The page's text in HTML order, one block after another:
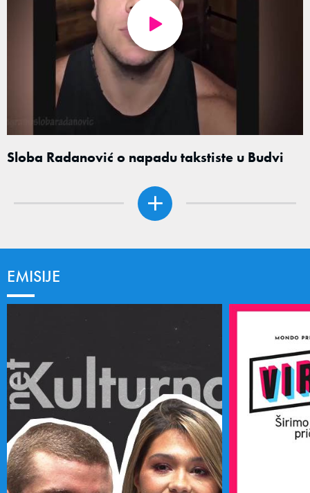
Sloba Radanović o napadu takstiste u Budvi
EMISIJE